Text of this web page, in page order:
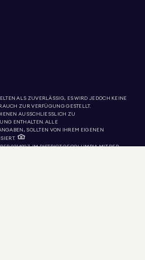
ALS ZUVERLÄSSIG, ES WIRD JEDOCH KEINE
ZUR VERFÜGUNG GESTELLT.
AUSSCHLIESSLICH ZU
ENTHALTEN. ALLE
SOLLTEN VON IHREM EIGENEN
IM DISTRICT OF COLUMBIA MIT DER